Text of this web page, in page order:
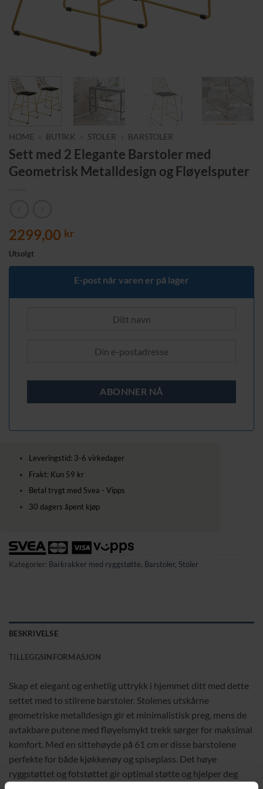
HOME BUTIKK STOLER BARSTOLER
Sett med 2 Elegante Barstoler med
Geometrisk Metalldesign og Fløyelsputer
2299,00 kr
Utsolgt
E-post når varen er på lager
Leveringstid: 3-6 virkedager
Frakt: Kun 59 kr
Betal trygt med Svea - Vipps
30 dagers åpent kjøp
Kategorier: Barkrakker med ryggstøtte, Barstoler, Stoler
BESKRIVELSE
TILLEGGSINFORMASJON
Skap et elegant og enhetlig uttrykk i hjemmet ditt med dette
settet med to stilrene barstoler. Stolenes utskårne
geometriske metalldesign gir et minimalistisk preg, mens de
avtakbare putene med fløyelsmykt trekk sørger for maksimal
komfort. Med en sittehøyde på 61 cm er disse barstolene
perfekte for både kjøkkenøy og spiseplass. Det høye
ryggstøttet og fotstøttet gir optimal støtte og hjelper deg